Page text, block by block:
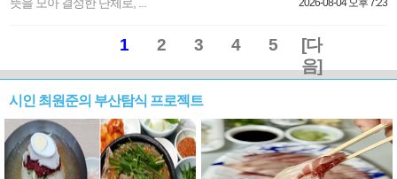
2026-08-04 오후 7:23
1 2 3 4 5
[다
음]
시인 최원준의 부산탐식 프로젝트